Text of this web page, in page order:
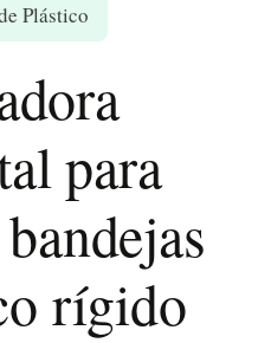
Plástico
para
rígido